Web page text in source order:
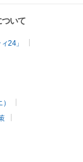
いて
24」